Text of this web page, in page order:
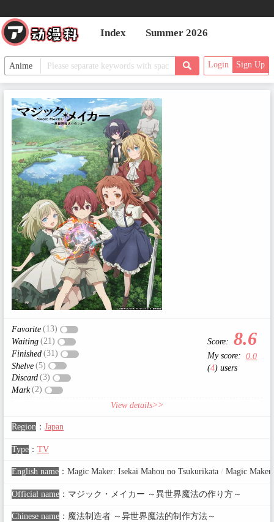
Index Summer 2026
Login Sign Up
Favorite (13)
Waiting (21)
Finished (31)
Shelve (5)
Discard (3)
Mark (2)
Score: 8.6
My score:
0.0
(4) users
View details>>
Region： Japan
Type： TV
English name： Magic Maker: Isekai Mahou no Tsukurikata /Magic
Official name： マジック・メイカー ～異世界魔法の作り方～
Chinese name： 魔法制造者 ～异世界魔法的制作方法～